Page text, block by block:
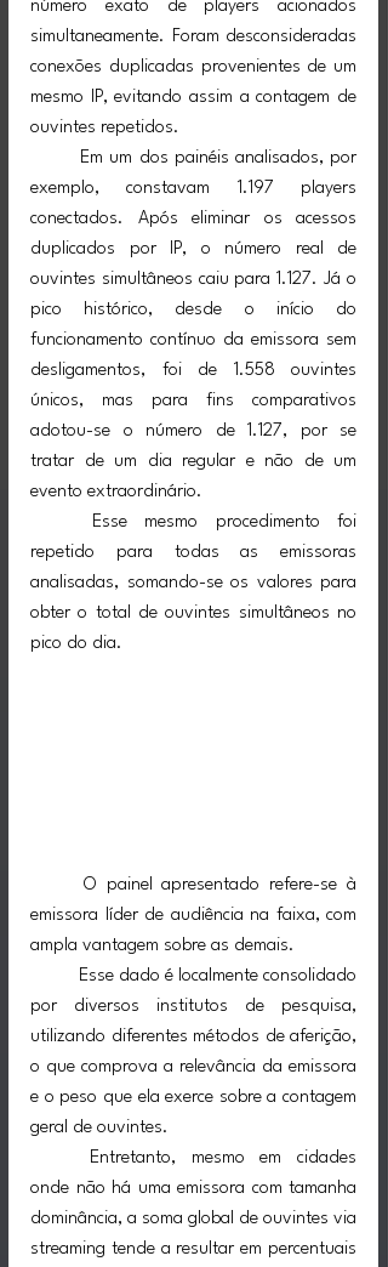
número exato de players acionados
simultaneamente. Foram desconsideradas
conexões duplicadas provenientes de um
mesmo IP, evitando assim a contagem de
ouvintes repetidos.
exemplo, constavam 1.197 players
conectados. Após eliminar os acessos
duplicados por IP, o número real de
ouvintes simultâneos caiu para 1.127. Já o
pico histórico, desde o início do
funcionamento contínuo da emissora sem
desligamentos, foi de 1.558 ouvintes
únicos, mas para fins comparativos
adotou-se o número de 1.127, por se
tratar de um dia regular e não de um
evento extraordinário.
repetido para todas as emissoras
analisadas, somando-se os valores para
obter o total de ouvintes simultâneos no
pico do dia.
emissora líder de audiência na faixa, com
ampla vantagem sobre as demais.
Esse dado é localmente consolidado
por diversos institutos de pesquisa,
utilizando diferentes métodos de aferição,
o que comprova a relevância da emissora
e o peso que ela exerce sobre a contagem
geral de ouvintes.
onde não há uma emissora com tamanha
dominância, a soma global de ouvintes via
streaming tende a resultar em percentuais